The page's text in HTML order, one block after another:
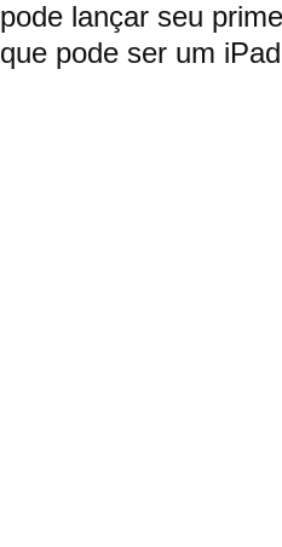
pode lançar seu
que pode ser um